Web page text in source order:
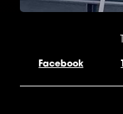
Facebook